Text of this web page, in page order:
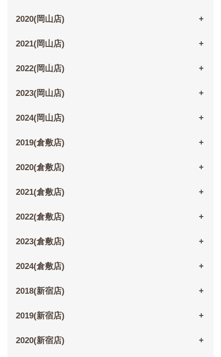
2020(岡山店)
2021(岡山店)
2022(岡山店)
2023(岡山店)
2024(岡山店)
2019(倉敷店)
2020(倉敷店)
2021(倉敷店)
2022(倉敷店)
2023(倉敷店)
2024(倉敷店)
2018(新宿店)
2019(新宿店)
2020(新宿店)